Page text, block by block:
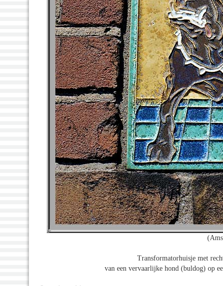
Transformatorhuisje met
van een vervaarlijke hond (buldog) op